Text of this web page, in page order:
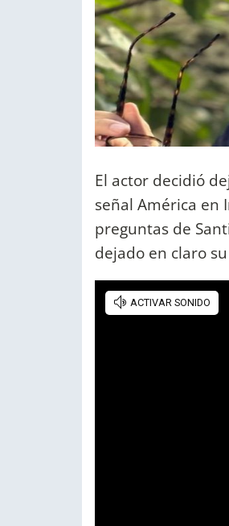
El actor decidió
señal América en
preguntas de
dejado en claro